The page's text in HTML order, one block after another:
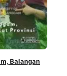
Balangan